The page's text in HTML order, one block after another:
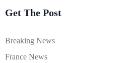
Get The Post
Breaking News
France News